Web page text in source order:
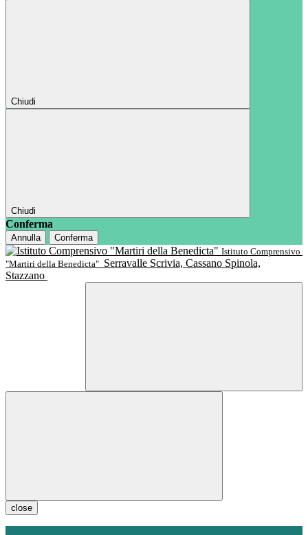
Chiudi
Chiudi
Conferma
Annulla
Conferma
Istituto Comprensivo
"Martiri della Benedicta" Serravalle Scrivia, Cassano Spinola,
Stazzano
close